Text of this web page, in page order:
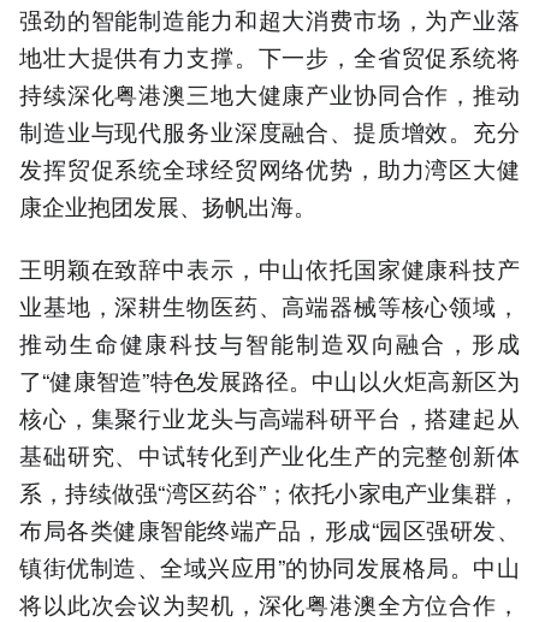
强劲的智能制造能力和超大消费市场，为产业落
地壮大提供有力支撑。下一步，全省贸促系统将
持续深化粤港澳三地大健康产业协同合作，推动
制造业与现代服务业深度融合、提质增效。充分
发挥贸促系统全球经贸网络优势，助力湾区大健
康企业抱团发展、扬帆出海。
王明颖在致辞中表示，中山依托国家健康科技产
业基地，深耕生物医药、高端器械等核心领域，
推动生命健康科技与智能制造双向融合，形成
了“健康智造”特色发展路径。中山以火炬高新区为
核心，集聚行业龙头与高端科研平台，搭建起从
基础研究、中试转化到产业化生产的完整创新体
系，持续做强“湾区药谷”；依托小家电产业集群，
布局各类健康智能终端产品，形成“园区强研发、
镇街优制造、全域兴应用”的协同发展格局。中山
将以此次会议为契机，深化粤港澳全方位合作，